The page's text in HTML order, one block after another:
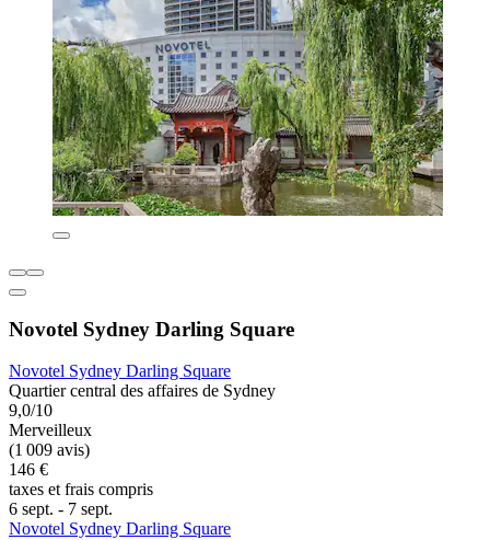
Novotel Sydney Darling Square
Novotel Sydney Darling Square
Quartier central des affaires de Sydney
9,0/10
Merveilleux
(1 009 avis)
146 €
taxes et frais compris
6 sept. - 7 sept.
Novotel Sydney Darling Square